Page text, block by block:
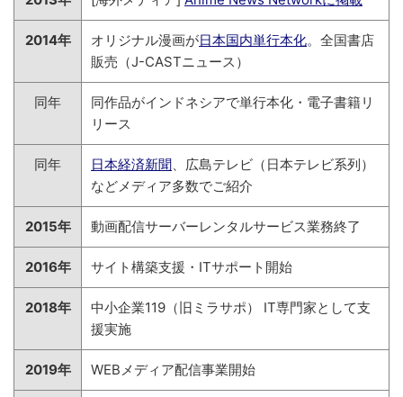
2014年 オリジナル漫画が日本国内単行本化。全国書店
販売（J-CASTニュース）
同年
同作品がインドネシアで単行本化・電子書籍リ
リース
同年 日本経済新聞、広島テレビ（日本テレビ系列）
などメディア多数でご紹介
2015年 動画配信サーバーレンタルサービス業務終了
2016年 サイト構築支援・ITサポート開始
2018年
中小企業119（旧ミラサポ） IT専門家として支
援実施
2019年 WEBメディア配信事業開始